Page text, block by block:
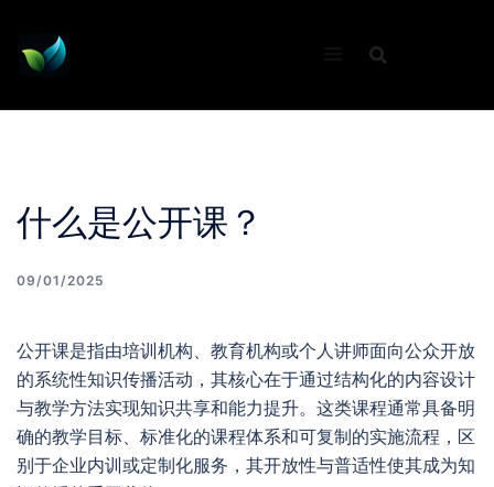
content
什么是公开课？
09/01/2025
公开课是指由培训机构、教育机构或个人讲师面向公众开放
的系统性知识传播活动，其核心在于通过结构化的内容设计
与教学方法实现知识共享和能力提升。这类课程通常具备明
确的教学目标、标准化的课程体系和可复制的实施流程，区
别于企业内训或定制化服务，其开放性与普适性使其成为知